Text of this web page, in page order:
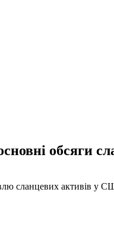
обсяги
сланцевих активів у